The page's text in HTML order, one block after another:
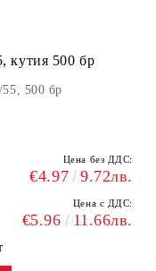
кутия 500 бр
500 бр
Цена без ДДС:
€4.97 9.72лв.
Цена с ДДС:
€5.96 11.66лв.